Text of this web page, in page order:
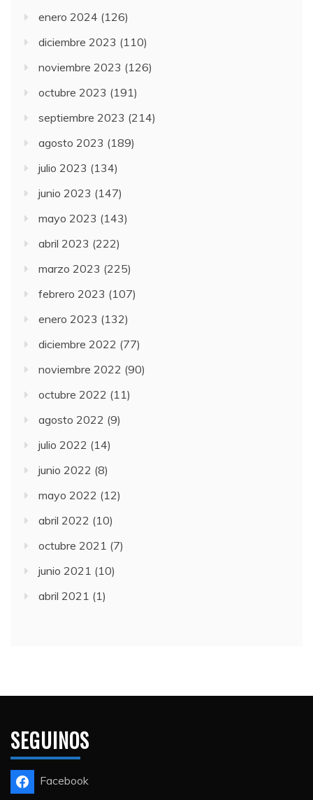
enero 2024 (126)
diciembre 2023 (110)
noviembre 2023 (126)
octubre 2023 (191)
septiembre 2023 (214)
agosto 2023 (189)
julio 2023 (134)
junio 2023 (147)
mayo 2023 (143)
abril 2023 (222)
marzo 2023 (225)
febrero 2023 (107)
enero 2023 (132)
diciembre 2022 (77)
noviembre 2022 (90)
octubre 2022 (11)
agosto 2022 (9)
julio 2022 (14)
junio 2022 (8)
mayo 2022 (12)
abril 2022 (10)
octubre 2021 (7)
junio 2021 (10)
abril 2021 (1)
SEGUINOS
Facebook